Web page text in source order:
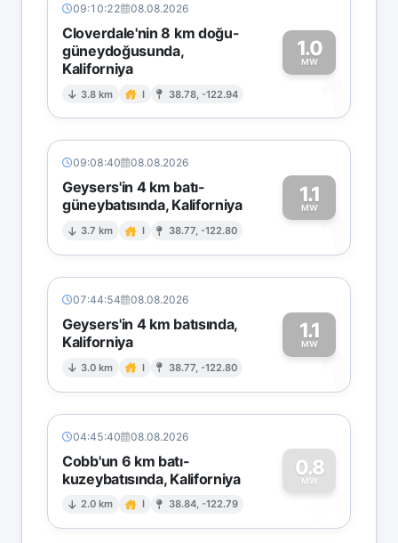
09:10:22 08.08.2026
Cloverdale'nin 8 km doğu-
güneydoğusunda,
Kaliforniya
3.8 km I 38.78, -122.94
1.0
MW
1
09:08:40 08.08.2026
Geysers'in 4 km batı-
güneybatısında, Kaliforniya
3.7 km I 38.77, -122.80
1.1
MW1
07:44:54 08.08.2026
Geysers'in 4 km batısında,
Kaliforniya
3.0 km I 38.77, -122.80
1.1
MW1
04:45:40 08.08.2026
Cobb'un 6 km batı-
kuzeybatısında, Kaliforniya
2.0 km I 38.84, -122.79
0.8
MW
0